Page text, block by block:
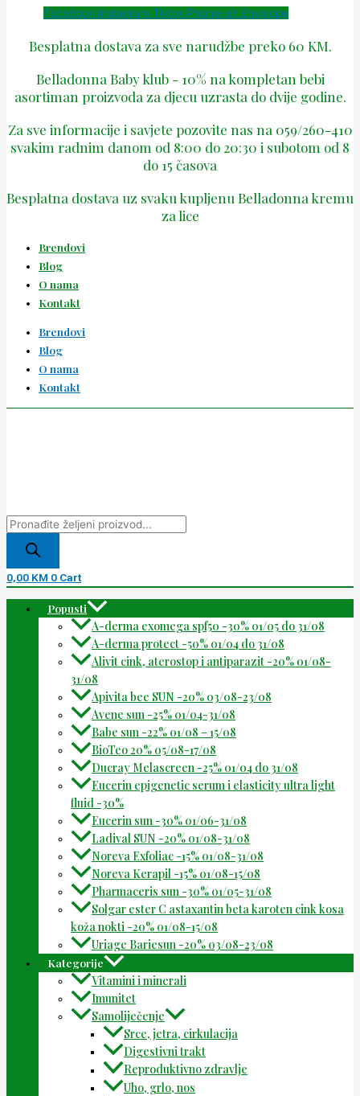
Facebook Instagram Tiktok Phone-alt Envelope
Besplatna dostava za sve narudžbe preko 60 KM.
Belladonna Baby klub - 10% na kompletan bebi
asortiman proizvoda za djecu uzrasta do dvije godine.
Za sve informacije i savjete pozovite nas na 059/260-410
svakim radnim danom od 8:00 do 20:30 i subotom od 8
do 15 časova
Besplatna dostava uz svaku kupljenu Belladonna kremu
za lice
Brendovi
Blog
O nama
Kontakt
Brendovi
Blog
O nama
Kontakt
0,00 KM 0 Cart
Popusti
A-derma exomega spf50 -30% 01/05 do 31/08
A-derma protect -50% 01/04 do 31/08
Alivit cink, aterostop i antiparazit -20% 01/08-
31/08
Apivita bee SUN -20% 03/08-23/08
Avene sun -25% 01/04-31/08
Babe sun -22% 01/08 – 15/08
BioTeo 20% 05/08-17/08
Ducray Melascreen -25% 01/04 do 31/08
Eucerin epigenetic serum i elasticity ultra light
fluid -30%
Eucerin sun -30% 01/06-31/08
Ladival SUN -20% 01/08-31/08
Noreva Exfoliac -15% 01/08-31/08
Noreva Kerapil -15% 01/08-15/08
Pharmaceris sun -30% 01/05-31/08
Solgar ester C astaxantin beta karoten cink kosa
koža nokti -20% 01/08-15/08
Uriage Bariesun -20% 03/08-23/08
Kategorije
Vitamini i minerali
Imunitet
Samoliječenje
Srce, jetra, cirkulacija
Digestivni trakt
Reproduktivno zdravlje
Uho, grlo, nos